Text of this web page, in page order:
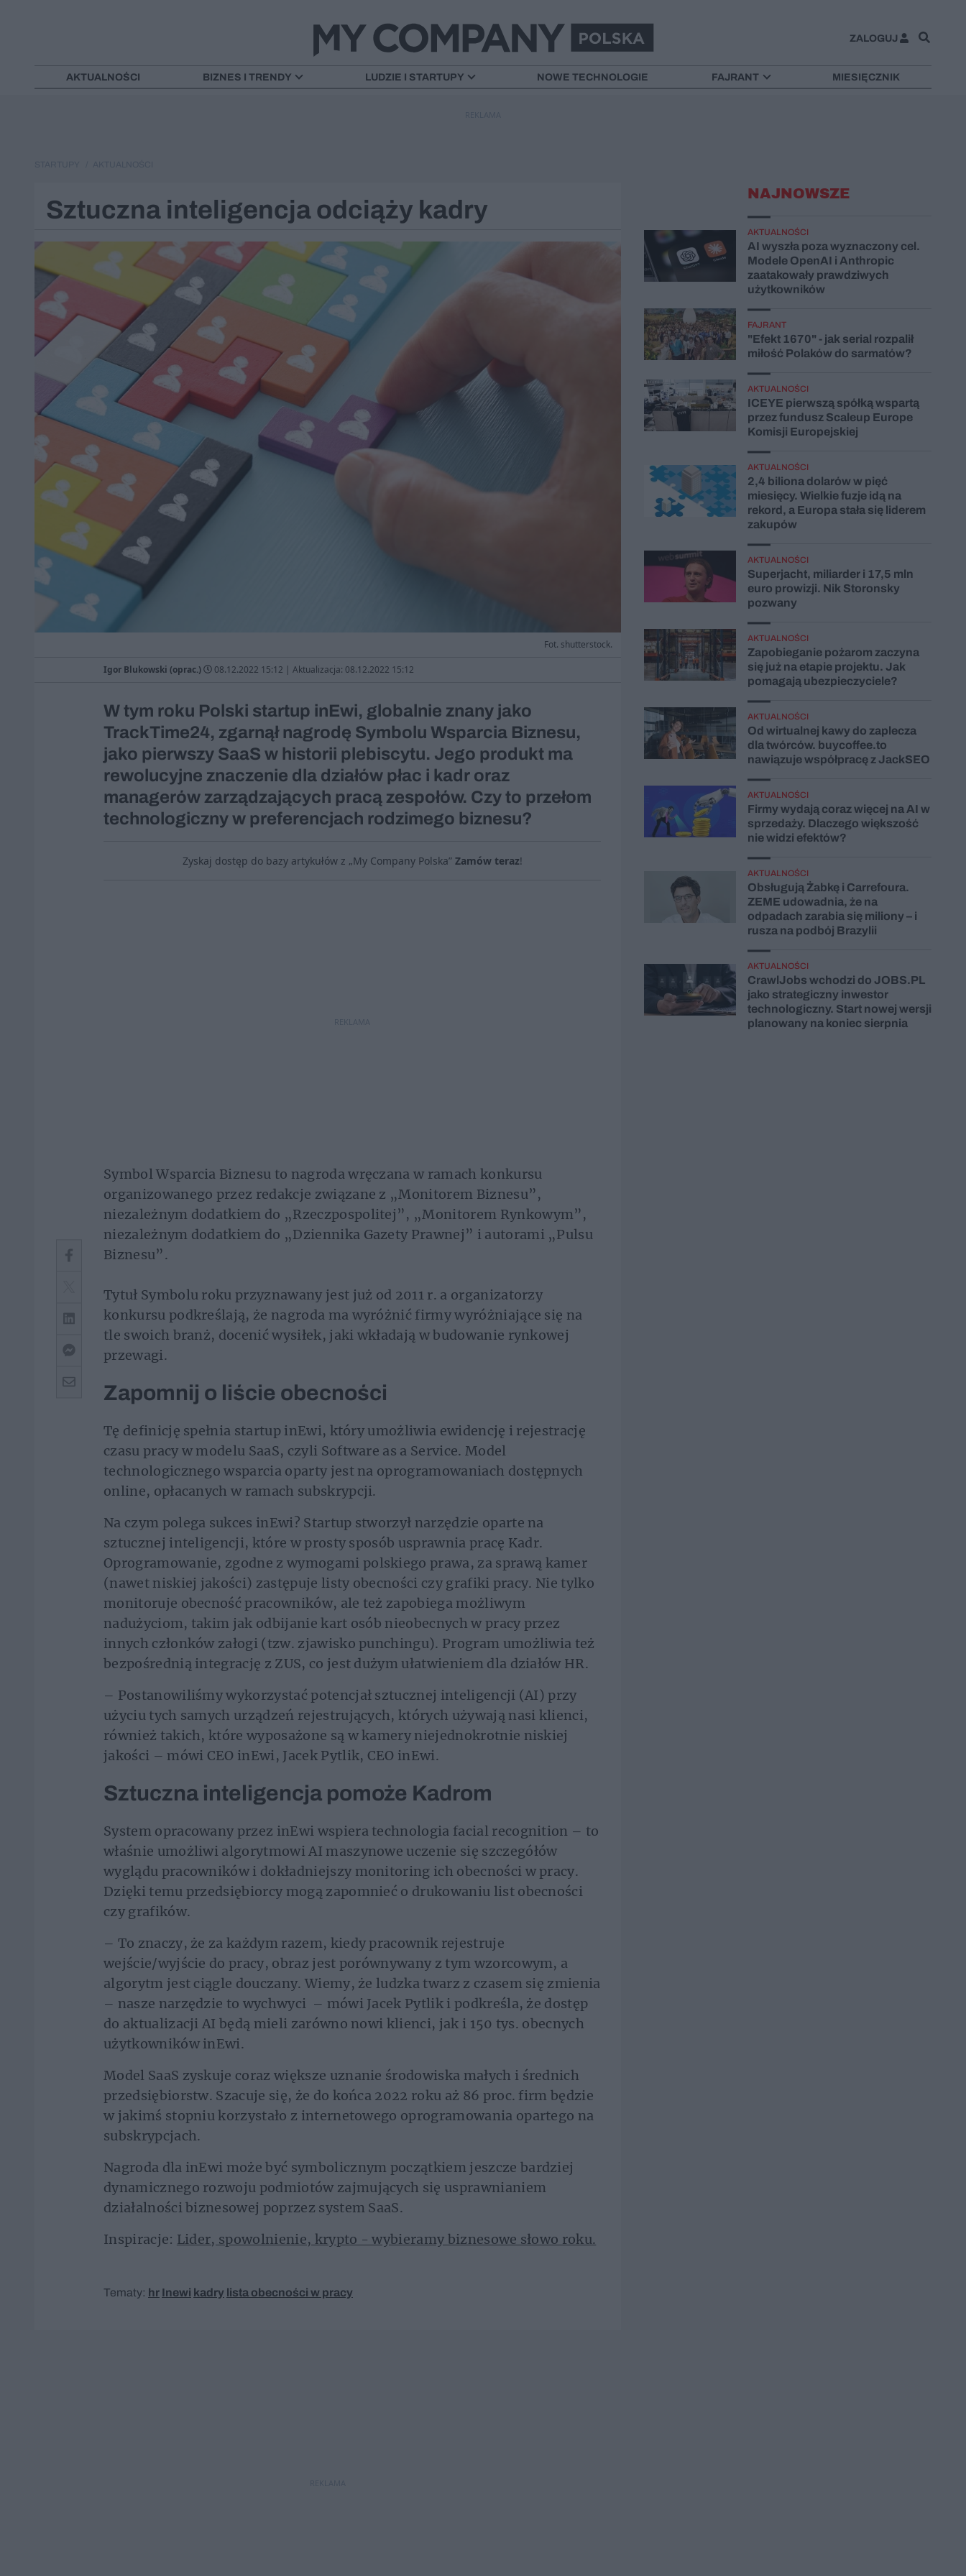
ZALOGUJ
AKTUALNOŚCI BIZNES I TRENDY LUDZIE I STARTUPY NOWE TECHNOLOGIE FAJRANT MIESIĘCZNIK
Sztuczna inteligencja odciąży kadry
Fot. shutterstock.
Igor Blukowski (oprac.) 08.12.2022 15:12 | Aktualizacja: 08.12.2022 15:12
W tym roku Polski startup inEwi, globalnie znany jako
TrackTime24, zgarnął nagrodę Symbolu Wsparcia Biznesu,
jako pierwszy SaaS w historii plebiscytu. Jego produkt ma
rewolucyjne znaczenie dla działów płac i kadr oraz
managerów zarządzających pracą zespołów. Czy to przełom
technologiczny w preferencjach rodzimego biznesu?
Zyskaj dostęp do bazy artykułów z „My Company Polska” Zamów teraz!
REKLAMA
Symbol Wsparcia Biznesu to nagroda wręczana w ramach konkursu
organizowanego przez redakcje związane z „Monitorem Biznesu”,
niezależnym dodatkiem do „Rzeczpospolitej”, „Monitorem Rynkowym”,
niezależnym dodatkiem do „Dziennika Gazety Prawnej” i autorami „Pulsu
Biznesu”.
Tytuł Symbolu roku przyznawany jest już od 2011 r. a organizatorzy
konkursu podkreślają, że nagroda ma wyróżnić firmy wyróżniające się na
tle swoich branż, docenić wysiłek, jaki wkładają w budowanie rynkowej
przewagi.
Zapomnij o liście obecności
Tę definicję spełnia startup inEwi, który umożliwia ewidencję i rejestrację
czasu pracy w modelu SaaS, czyli Software as a Service. Model
technologicznego wsparcia oparty jest na oprogramowaniach dostępnych
online, opłacanych w ramach subskrypcji.
Na czym polega sukces inEwi? Startup stworzył narzędzie oparte na
sztucznej inteligencji, które w prosty sposób usprawnia pracę Kadr.
Oprogramowanie, zgodne z wymogami polskiego prawa, za sprawą kamer
(nawet niskiej jakości) zastępuje listy obecności czy grafiki pracy. Nie tylko
monitoruje obecność pracowników, ale też zapobiega możliwym
nadużyciom, takim jak odbijanie kart osób nieobecnych w pracy przez
innych członków załogi (tzw. zjawisko punchingu). Program umożliwia też
bezpośrednią integrację z ZUS, co jest dużym ułatwieniem dla działów HR.
– Postanowiliśmy wykorzystać potencjał sztucznej inteligencji (AI) przy
użyciu tych samych urządzeń rejestrujących, których używają nasi klienci,
również takich, które wyposażone są w kamery niejednokrotnie niskiej
jakości – mówi CEO inEwi, Jacek Pytlik, CEO inEwi.
Sztuczna inteligencja pomoże Kadrom
System opracowany przez inEwi wspiera technologia facial recognition – to
właśnie umożliwi algorytmowi AI maszynowe uczenie się szczegółów
wyglądu pracowników i dokładniejszy monitoring ich obecności w pracy.
Dzięki temu przedsiębiorcy mogą zapomnieć o drukowaniu list obecności
czy grafików.
– To znaczy, że za każdym razem, kiedy pracownik rejestruje
wejście/wyjście do pracy, obraz jest porównywany z tym wzorcowym, a
algorytm jest ciągle douczany. Wiemy, że ludzka twarz z czasem się zmienia
– nasze narzędzie to wychwyci – mówi Jacek Pytlik i podkreśla, że dostęp
do aktualizacji AI będą mieli zarówno nowi klienci, jak i 150 tys. obecnych
użytkowników inEwi.
Model SaaS zyskuje coraz większe uznanie środowiska małych i średnich
przedsiębiorstw. Szacuje się, że do końca 2022 roku aż 86 proc. firm będzie
w jakimś stopniu korzystało z internetowego oprogramowania opartego na
subskrypcjach.
Nagroda dla inEwi może być symbolicznym początkiem jeszcze bardziej
dynamicznego rozwoju podmiotów zajmujących się usprawnianiem
działalności biznesowej poprzez system SaaS.
Inspiracje: Lider, spowolnienie, krypto - wybieramy biznesowe słowo roku.
Tematy: hr Inewi kadry lista obecności w pracy
NAJNOWSZE
AKTUALNOŚCI
AI wyszła poza wyznaczony cel.
Modele OpenAI i Anthropic
zaatakowały prawdziwych
użytkowników
FAJRANT
"Efekt 1670" - jak serial rozpalił
miłość Polaków do sarmatów?
AKTUALNOŚCI
ICEYE pierwszą spółką wspartą
przez fundusz Scaleup Europe
Komisji Europejskiej
AKTUALNOŚCI
2,4 biliona dolarów w pięć
miesięcy. Wielkie fuzje idą na
rekord, a Europa stała się liderem
zakupów
AKTUALNOŚCI
Superjacht, miliarder i 17,5 mln
euro prowizji. Nik Storonsky
pozwany
AKTUALNOŚCI
Zapobieganie pożarom zaczyna
się już na etapie projektu. Jak
pomagają ubezpieczyciele?
AKTUALNOŚCI
Od wirtualnej kawy do zaplecza
dla twórców. buycoffee.to
nawiązuje współpracę z JackSEO
AKTUALNOŚCI
Firmy wydają coraz więcej na AI w
sprzedaży. Dlaczego większość
nie widzi efektów?
AKTUALNOŚCI
Obsługują Żabkę i Carrefoura.
ZEME udowadnia, że na
odpadach zarabia się miliony – i
rusza na podbój Brazylii
AKTUALNOŚCI
CrawlJobs wchodzi do JOBS.PL
jako strategiczny inwestor
technologiczny. Start nowej wersji
planowany na koniec sierpnia